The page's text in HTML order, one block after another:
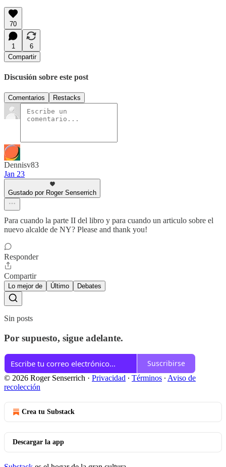
70
1
6
Compartir
Discusión sobre este post
Comentarios Restacks
Dennisv83
Jan 23
Gustado por Roger Senserrich
Para cuando la parte II del libro y para cuando un articulo sobre el
nuevo alcalde de NY? Please and thank you!
Responder
Compartir
Lo mejor de Último Debates
Sin posts
Por supuesto, sigue adelante.
Suscribirse
© 2026 Roger Senserrich · Privacidad ∙ Términos ∙ Aviso de
recolección
Crea tu Substack
Descargar la app